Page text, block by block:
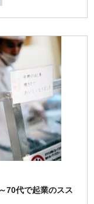
70代で起業のスス